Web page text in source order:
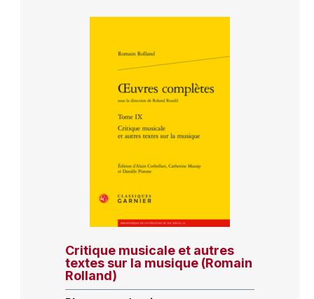
Critique musicale et autres
textes sur la musique (Romain
Rolland)